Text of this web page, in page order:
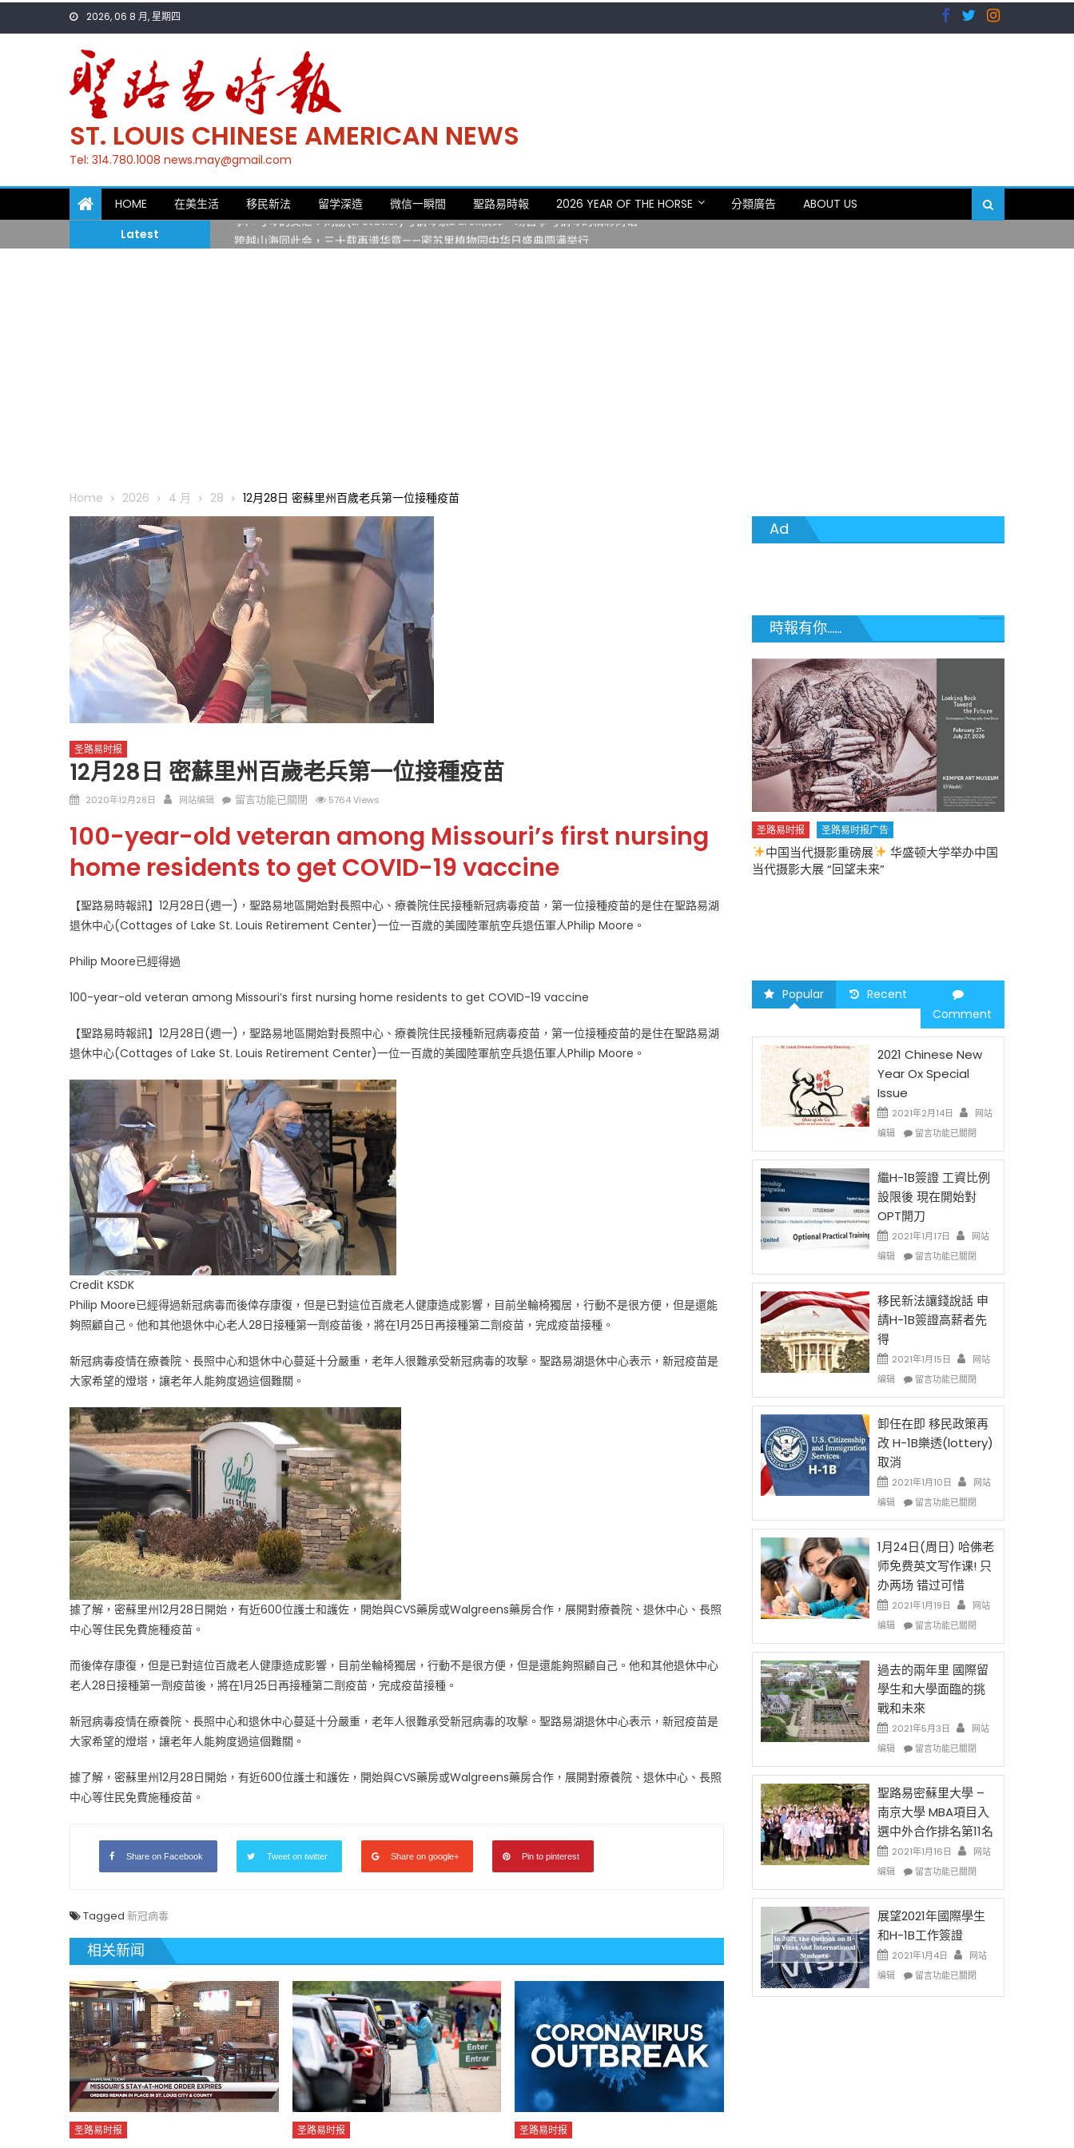
2026, 06 8 月, 星期四
ST. LOUIS CHINESE AMERICAN NEWS
Tel: 314.780.1008 news.may@gmail.com
HOME 在美生活 移民新法 留学深造 微信一瞬間 聖路易時報 2026 YEAR OF THE HORSE 分類廣告
ABOUT US
Latest
一晃三十年，初夏又相逢。中华日，等你来赴约 —— 密苏里植物园“中华日三十周年特别报道（五）
跨越山海同此会，三十载再谱华章——密苏里植物园中华日盛典圆满举行
Home 2026 4 月 28 12月28日 密蘇里州百歲老兵第一位接種疫苗
圣路易时报
12月28日 密蘇里州百歲老兵第一位接種疫苗
Posted
2020年12月28日 Author
网站编辑
在
月
日
蘇
里
老
第
一
接
種
疫
苗〉
中
留言功能已關閉 5764 Views
100-year-old veteran among Missouri’s first nursing
home residents to get COVID-19 vaccine
【聖路易時報訊】12月28日(週一)，聖路易地區開始對長照中心、療養院住民接種新冠病毒疫苗，第一位接種疫苗的是住在聖路易湖
退休中心(Cottages of Lake St. Louis Retirement Center)一位一百歲的美國陸軍航空兵退伍軍人Philip Moore。
Philip Moore已經得過
100-year-old veteran among Missouri’s first nursing home residents to get COVID-19 vaccine
【聖路易時報訊】12月28日(週一)，聖路易地區開始對長照中心、療養院住民接種新冠病毒疫苗，第一位接種疫苗的是住在聖路易湖
退休中心(Cottages of Lake St. Louis Retirement Center)一位一百歲的美國陸軍航空兵退伍軍人Philip Moore。
Credit KSDK
Philip Moore已經得過新冠病毒而後倖存康復，但是已對這位百歲老人健康造成影響，目前坐輪椅獨居，行動不是很方便，但是還能
夠照顧自己。他和其他退休中心老人28日接種第一劑疫苗後，將在1月25日再接種第二劑疫苗，完成疫苗接種。
新冠病毒疫情在療養院、長照中心和退休中心蔓延十分嚴重，老年人很難承受新冠病毒的攻擊。聖路易湖退休中心表示，新冠疫苗是
大家希望的燈塔，讓老年人能夠度過這個難關。
據了解，密蘇里州12月28日開始，有近600位護士和護佐，開始與CVS藥房或Walgreens藥房合作，展開對療養院、退休中心、長照
中心等住民免費施種疫苗。
而後倖存康復，但是已對這位百歲老人健康造成影響，目前坐輪椅獨居，行動不是很方便，但是還能夠照顧自己。他和其他退休中心
老人28日接種第一劑疫苗後，將在1月25日再接種第二劑疫苗，完成疫苗接種。
新冠病毒疫情在療養院、長照中心和退休中心蔓延十分嚴重，老年人很難承受新冠病毒的攻擊。聖路易湖退休中心表示，新冠疫苗是
大家希望的燈塔，讓老年人能夠度過這個難關。
據了解，密蘇里州12月28日開始，有近600位護士和護佐，開始與CVS藥房或Walgreens藥房合作，展開對療養院、退休中心、長照
中心等住民免費施種疫苗。
Share on Facebook Tweet on twitter Share on google+ Pin to pinterest
Tagged 新冠病毒
相关新闻
圣路易时报 圣路易时报 圣路易时报
Ad
時報有你......
Lu Team 卢长志
圣路易时报 圣路易时报广告
免费健康检查 无需预约 免费赠送血压计供符合
条件者使用 欢迎参加索取! 4月18日星期六 上午
9点至中午 Grace UM Church
圣路易时报 圣路易时报广告
了解您的数字! 3月21日星期六 上午9点至中午
圣路易时报 圣路易时报广告
中国当代摄影重磅展
华盛顿大学举办中国
当代摄影大展 “回望未来”
Popular
Recent
Comment
2021 Chinese New
Year Ox Special
Issue
2021年2月14日
网站
编辑
在
Chinese
New
Year
Ox
Special
Issue〉
中
留言功能已關閉
繼H-1B簽證 工資比例
設限後 現在開始對
OPT開刀
2021年1月17日
网站
编辑
在
H-
1B
簽
證
資
比
設
限
後
現
開
始
對
OPT
開
刀〉
中
留言功能已關閉
移民新法讓錢說話 申
請H-1B簽證高薪者先
得
2021年1月15日
网站
编辑
在
民
新
法
讓
說
話
請
H-
1B
簽
證
高
薪
者
先
得〉
中
留言功能已關閉
卸任在即 移民政策再
改 H-1B樂透(lottery)
取消
2021年1月10日
网站
编辑
在
任
在
即
移
民
政
策
改
H-
1B
樂
透
(lottery)
取
消〉
中
留言功能已關閉
1月24日(周日) 哈佛老
师免费英文写作课! 只
办两场 错过可惜
2021年1月19日
网站
编辑
在
月
24
日
(周
日)
哈
佛
师
免
费
英
文
写
作
课!
只
办
场
错
过
惜〉
留言功能已關閉
過去的兩年里 國際留
學生和大學面臨的挑
戰和未來
2021年5月3日
网站
编辑
在
去
的
兩
年
里
國
際
學
生
大
學
面
留言功能已關閉
聖路易密蘇里大學 –
南京大學 MBA項目入
選中外合作排名第11名
2021年1月16日
网站
编辑
在
路
易
密
蘇
里
大
留言功能已關閉
展望2021年國際學生
和H-1B工作簽證
2021年1月4日
网站
编辑
在
留言功能已關閉